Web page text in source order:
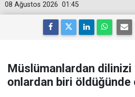
01:45
08 Ağustos 2026
Müslümanlardan dilinizi
onlardan biri öldüğünde